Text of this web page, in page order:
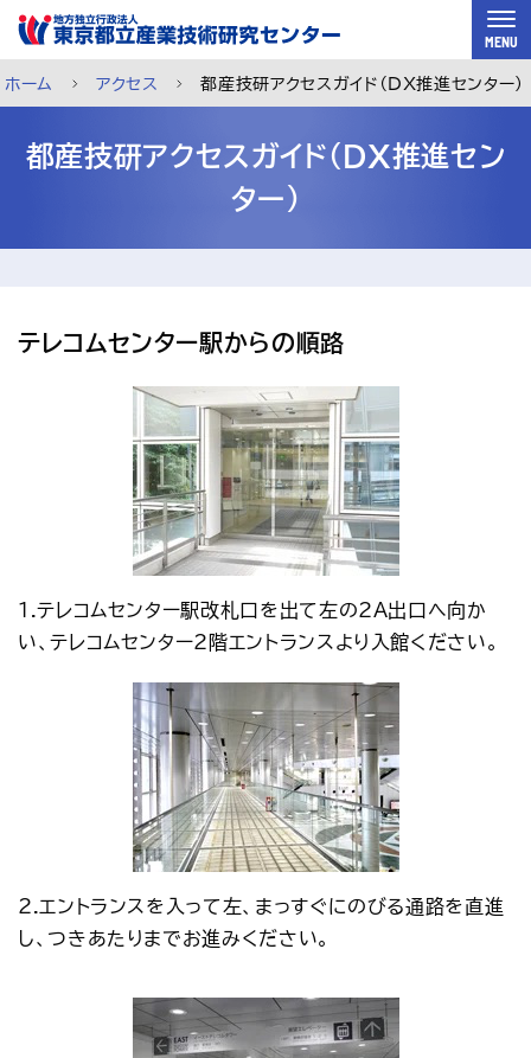
スキップして本文へ
MENU
チャットで相談 ご利用案内 メルマガ登録
お問い合わせ
プレスリリース English
ホーム アクセス 都産技研アクセスガイド（DX推進センター）
都産技研アクセスガイド（DX推進セン
ター）
テレコムセンター駅からの順路
1.テレコムセンター駅改札口を出て左の2A出口へ向か
い、テレコムセンター2階エントランスより入館ください。
2.エントランスを入って左、まっすぐにのびる通路を直進
し、つきあたりまでお進みください。